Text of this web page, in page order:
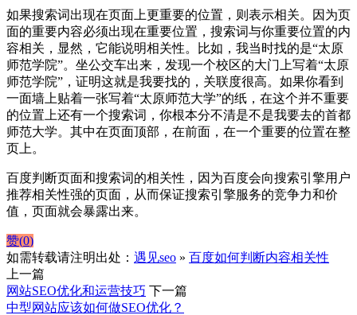
如果搜索词出现在页面上更重要的位置，则表示相关。因为页
面的重要内容必须出现在重要位置，搜索词与你重要位置的内
容相关，显然，它能说明相关性。比如，我当时找的是“太原
师范学院”。坐公交车出来，发现一个校区的大门上写着“太原
师范学院”，证明这就是我要找的，关联度很高。如果你看到
一面墙上贴着一张写着“太原师范大学”的纸，在这个并不重要
的位置上还有一个搜索词，你根本分不清是不是我要去的首都
师范大学。其中在页面顶部，在前面，在一个重要的位置在整
页上。
百度判断页面和搜索词的相关性，因为百度会向搜索引擎用户
推荐相关性强的页面，从而保证搜索引擎服务的竞争力和价
值，页面就会暴露出来。
赞(0)
如需转载请注明出处： 遇见seo » 百度如何判断内容相关性
上一篇
网站SEO优化和运营技巧 下一篇
中型网站应该如何做SEO优化？